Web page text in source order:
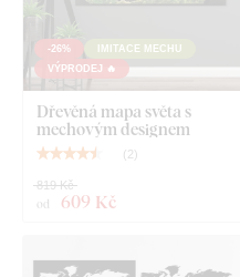
-26%
IMITACE MECHU
VÝPRODEJ 🔥
Dřevěná mapa světa s
mechovým designem
( 2)
od 609 Kč
819 Kč